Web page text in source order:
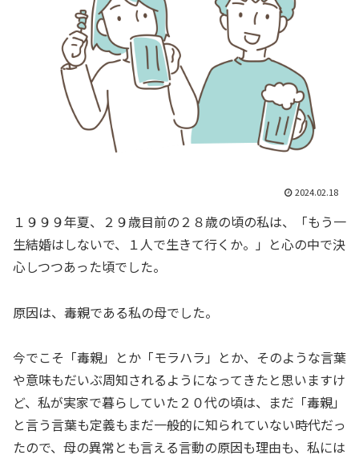
2024.02.18
１９９９年夏、２９歳目前の２８歳の頃の私は、「もう一
生結婚はしないで、１人で生きて行くか。」と心の中で決
心しつつあった頃でした。
原因は、毒親である私の母でした。
今でこそ「毒親」とか「モラハラ」とか、そのような言葉
や意味もだいぶ周知されるようになってきたと思いますけ
ど、私が実家で暮らしていた２０代の頃は、まだ「毒親」
と言う言葉も定義もまだ一般的に知られていない時代だっ
たので、母の異常とも言える言動の原因も理由も、私には